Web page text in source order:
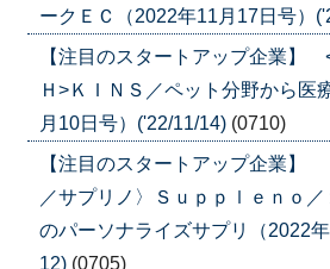
ークＥＣ（2022年11月17日号）
【注目のスタートアップ企業
Ｈ>ＫＩＮＳ／ペット分野から医
月10日号）('22/11/14) (0710)
【注目のスタートアップ企業】
／サプリノ〉Ｓｕｐｐｌｅｎｏ
のパーソナライズサプリ（2022
12) (0705)